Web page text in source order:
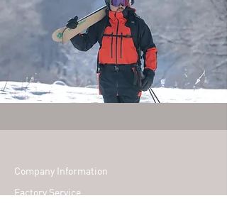
Company Information
​Factory Service